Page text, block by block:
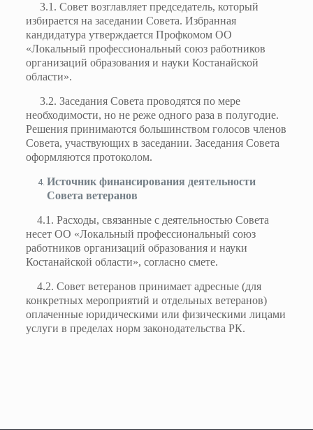
3.1. Совет возглавляет председатель, который
избирается на заседании Совета. Избранная
кандидатура утверждается Профкомом ОО
«Локальный профессиональный союз работников
организаций образования и науки Костанайской
области».
3.2. Заседания Совета проводятся по мере
необходимости, но не реже одного раза в полугодие.
Решения принимаются большинством голосов членов
Совета, участвующих в заседании. Заседания Совета
оформляются протоколом.
Источник финансирования деятельности
Совета ветеранов
4.1. Расходы, связанные с деятельностью Совета
несет ОО «Локальный профессиональный союз
работников организаций образования и науки
Костанайской области», согласно смете.
4.2. Совет ветеранов принимает адресные (для
конкретных мероприятий и отдельных ветеранов)
оплаченные юридическими или физическими лицами
услуги в пределах норм законодательства РК.